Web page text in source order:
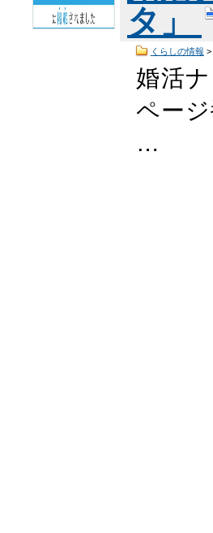
タ」
くらしの情報 >
婚活
ペー
…